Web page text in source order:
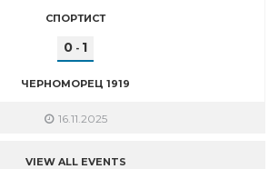
СПОРТИСТ
0 - 1
ЧЕРНОМОРЕЦ 1919
16.11.2025
VIEW ALL EVENTS